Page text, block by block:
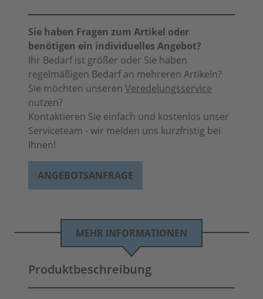
Sie haben Fragen zum Artikel oder
benötigen ein individuelles Angebot?
Ihr Bedarf ist größer oder Sie haben
regelmäßigen Bedarf an mehreren Artikeln?
Sie möchten unseren Veredelungsservice
nutzen?
Kontaktieren Sie einfach und kostenlos unser
Serviceteam - wir melden uns kurzfristig bei
Ihnen!
ANGEBOTSANFRAGE
MEHR INFORMATIONEN
Produktbeschreibung